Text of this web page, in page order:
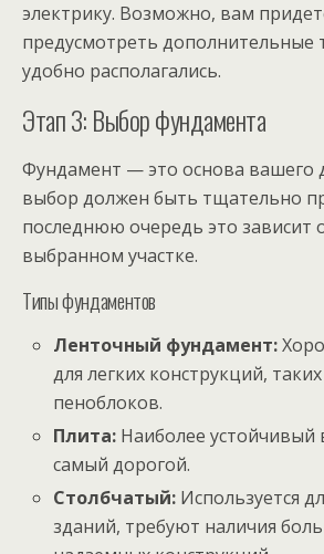
электрику. Возможно, вам
предусмотреть дополнительные
удобно располагались.
Этап 3: Выбор фундамента
Фундамент — это основа вашего
выбор должен быть тщательно
последнюю очередь это зависит
выбранном участке.
Типы фундаментов
Ленточный фундамент:
для легких конструкций,
пеноблоков.
Плита: Наиболее устойчивый
самый дорогой.
Столбчатый: Используется
зданий, требуют наличия